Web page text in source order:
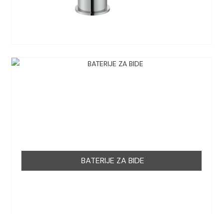
BATERIJE ZA BIDE